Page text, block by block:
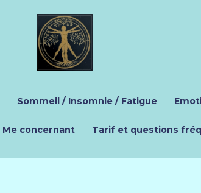
Sommeil / Insomnie / Fatigue
Me concernant Tarif et questions